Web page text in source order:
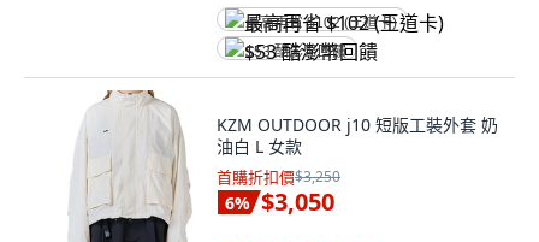
最高再省 $102 (王道卡)
$53 酷澎幣回饋
KZM OUTDOOR j10 短版工裝外套 奶
油白 L 女款
首購折扣價$3,250
6% $3,050